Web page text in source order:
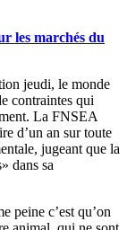
les marchés du
jeudi, le monde
contraintes qui
La FNSEA
d’un an sur toute
jugeant que la
dans sa
peine c’est qu’on